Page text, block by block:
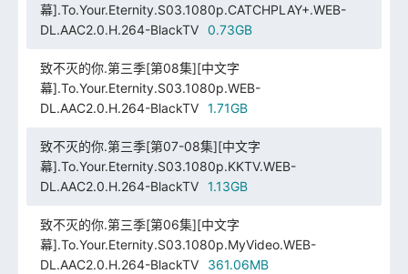
幕].To.Your.Eternity.S03.1080p.CATCHPLAY+.WEB-
DL.AAC2.0.H.264-BlackTV
0.73GB
致不灭的你.第三季[第08集][中文字
幕].To.Your.Eternity.S03.1080p.WEB-
DL.AAC2.0.H.264-BlackTV
1.71GB
致不灭的你.第三季[第07-08集][中文字
幕].To.Your.Eternity.S03.1080p.KKTV.WEB-
DL.AAC2.0.H.264-BlackTV
1.13GB
致不灭的你.第三季[第06集][中文字
幕].To.Your.Eternity.S03.1080p.MyVideo.WEB-
DL.AAC2.0.H.264-BlackTV
361.06MB